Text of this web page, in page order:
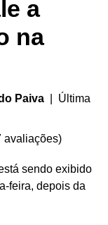
a
na
Paiva | Última
avaliações)
sendo exibido
feira, depois da